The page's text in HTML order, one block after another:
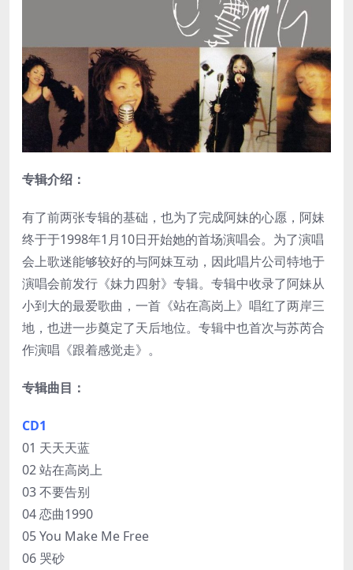
专辑介绍：
有了前两张专辑的基础，也为了完成阿妹的心愿，阿妹
终于于1998年1月10日开始她的首场演唱会。为了演唱
会上歌迷能够较好的与阿妹互动，因此唱片公司特地于
演唱会前发行《妹力四射》专辑。专辑中收录了阿妹从
小到大的最爱歌曲，一首《站在高岗上》唱红了两岸三
地，也进一步奠定了天后地位。专辑中也首次与苏芮合
作演唱《跟着感觉走》。
专辑曲目：
CD1
01 天天天蓝
02 站在高岗上
03 不要告别
04 恋曲1990
05 You Make Me Free
06 哭砂